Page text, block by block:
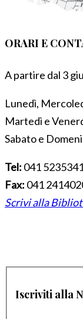
ORARI E
A partire dal 3
Lunedì,
Martedì e
Sabato e
Tel: 041
Fax: 041
Scrivi alla
Iscriviti alla